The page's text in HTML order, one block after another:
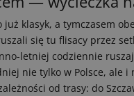
klasyk, a tymczasem
się tu flisacy przez
letniej codziennie
nie tylko w Polsce, ale i
od trasy: do